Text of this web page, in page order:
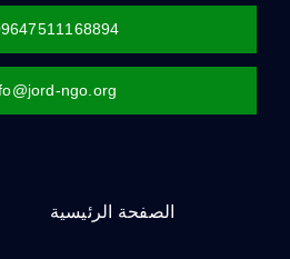
ngo.org
الصفحة الرئيسية